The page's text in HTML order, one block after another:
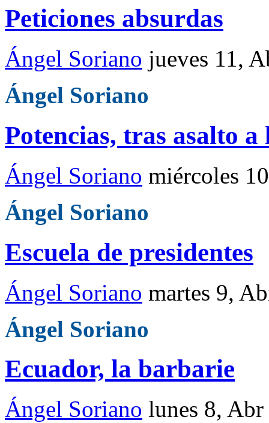
Peticiones absurdas
Ángel Soriano jueves 11,
Ángel Soriano
Potencias, tras asalto
Ángel Soriano miércoles
Ángel Soriano
Escuela de presidentes
Ángel Soriano martes 9,
Ángel Soriano
Ecuador, la barbarie
Ángel Soriano lunes 8,